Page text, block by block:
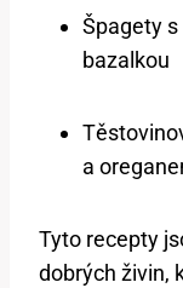
Špagety
bazalkou
a
Tyto recepty
dobrých živin,